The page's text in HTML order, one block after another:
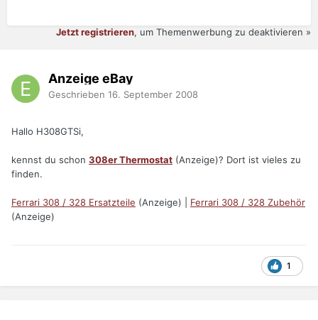
Jetzt registrieren, um Themenwerbung zu deaktivieren »
Anzeige eBay
Geschrieben 16. September 2008
Hallo H308GTSi,
kennst du schon 308er Thermostat (Anzeige)? Dort ist vieles zu
finden.
Ferrari 308 / 328 Ersatzteile (Anzeige) | Ferrari 308 / 328 Zubehör
(Anzeige)
1